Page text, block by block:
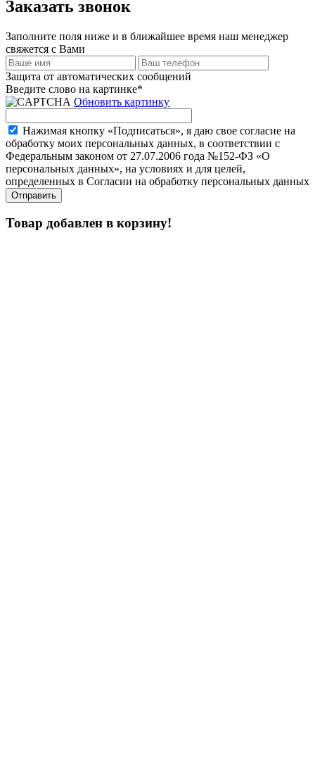
Заказать звонок
Заполните поля ниже и в ближайшее время наш менеджер
свяжется с Вами
Защита от автоматических сообщений
Введите слово на картинке*
Обновить картинку
Нажимая кнопку «Подписаться», я даю свое согласие на
обработку моих персональных данных, в соответствии с
Федеральным законом от 27.07.2006 года №152-ФЗ «О
персональных данных», на условиях и для целей,
определенных в Согласии на обработку персональных данных
Товар добавлен в корзину!